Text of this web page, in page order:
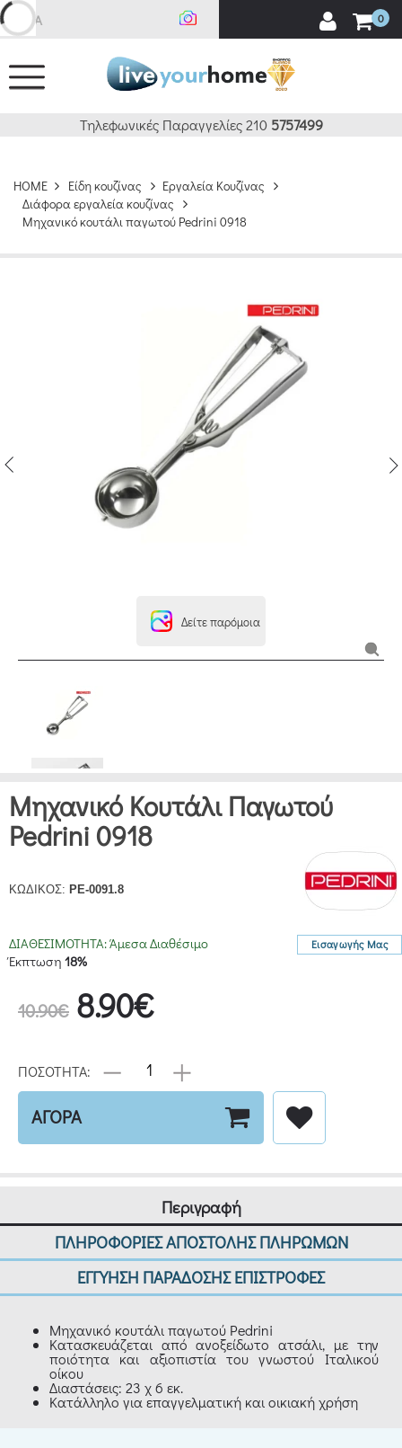
Ανα 0
Τηλεφωνικές Παραγγελίες 210 5757499
HOME Είδη κουζίνας
Εργαλεία Κουζίνας
Διάφορα εργαλεία κουζίνας
Μηχανικό κουτάλι παγωτού Pedrini 0918
Δείτε παρόμοια
Μηχανικό Κουτάλι Παγωτού
Pedrini 0918
ΚΩΔΙΚΟΣ: PE-0091.8
Εισαγωγής Μας
ΔΙΑΘΕΣΙΜΟΤΗΤΑ:Άμεσα Διαθέσιμο
Έκπτωση 18%
10.90€ 8.90€
ΠΟΣΟΤΗΤΑ:
ΑΓΟΡΑ
Περιγραφή
ΠΛΗΡΟΦΟΡΙΕΣ ΑΠΟΣΤΟΛΗΣ ΠΛΗΡΩΜΩΝ
ΕΓΓΥΗΣΗ ΠΑΡΑΔΟΣΗΣ ΕΠΙΣΤΡΟΦΕΣ
Μηχανικό κουτάλι παγωτού Pedrini
Κατασκευάζεται από ανοξείδωτο ατσάλι, με την
ποιότητα και αξιοπιστία του γνωστού Ιταλικού
οίκου
Διαστάσεις: 23 χ 6 εκ.
Κατάλληλο για επαγγελματική και οικιακή χρήση